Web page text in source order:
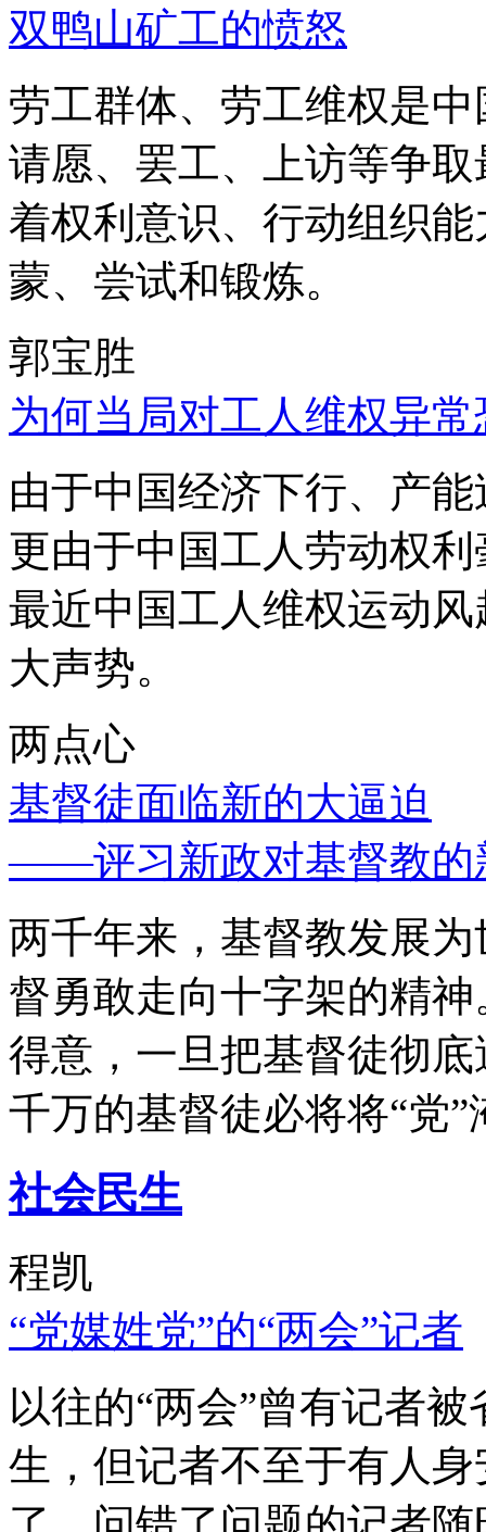
双鸭山矿工的愤怒
劳工群体、劳工维权是
请愿、罢工、上访等争
着权利意识、行动组织
蒙、尝试和锻炼。
郭宝胜
为何当局对工人维权异
由于中国经济下行、产
更由于中国工人劳动权
最近中国工人维权运动
大声势。
两点心
基督徒面临新的大逼迫
——评习新政对基督教的
两千年来，基督教发展
督勇敢走向十字架的精
得意，一旦把基督徒彻
千万的基督徒必将将“党”
社会民生
程凯
“党媒姓党”的“两会”记者
以往的“两会”曾有记者
生，但记者不至于有人